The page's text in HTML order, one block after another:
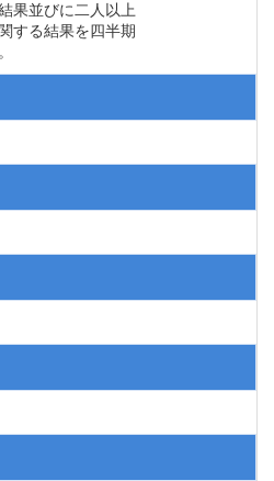
果並びに二人以上
する結果を四半期